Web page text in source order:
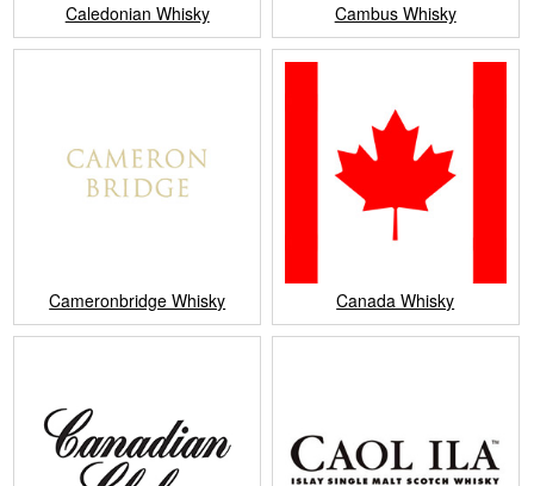
Caledonian Whisky Cambus Whisky
Cameronbridge Whisky Canada Whisky